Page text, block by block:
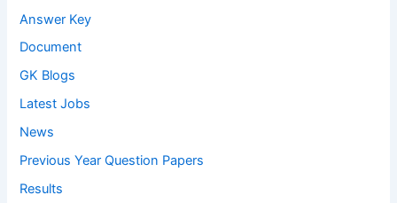
Answer Key
Document
GK Blogs
Latest Jobs
News
Previous Year Question Papers
Results